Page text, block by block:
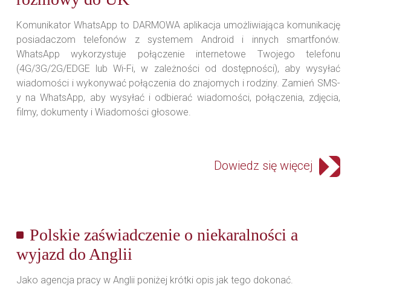
Komunikator WhatsApp to DARMOWA aplikacja umożliwiająca komunikację
posiadaczom telefonów z systemem Android i innych smartfonów.
WhatsApp wykorzystuje połączenie internetowe Twojego telefonu
(4G/3G/2G/EDGE lub Wi-Fi, w zależności od dostępności), aby wysyłać
wiadomości i wykonywać połączenia do znajomych i rodziny. Zamień SMS-
y na WhatsApp, aby wysyłać i odbierać wiadomości, połączenia, zdjęcia,
filmy, dokumenty i Wiadomości głosowe.
Dowiedz się więcej
Polskie zaświadczenie o niekaralności a
wyjazd do Anglii
Jako agencja pracy w Anglii poniżej krótki opis jak tego dokonać.